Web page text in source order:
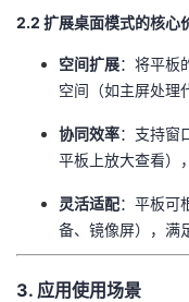
课
程
的
认
我
的
我
术
支
云
声
2.2 扩展桌面模式的核心
​空间扩展​：将平板
空间（如主屏处理
​协同效率​：支持窗
平板上放大查看）
​灵活适配​：平板可
备、镜像屏），满
3. 应用使用场景